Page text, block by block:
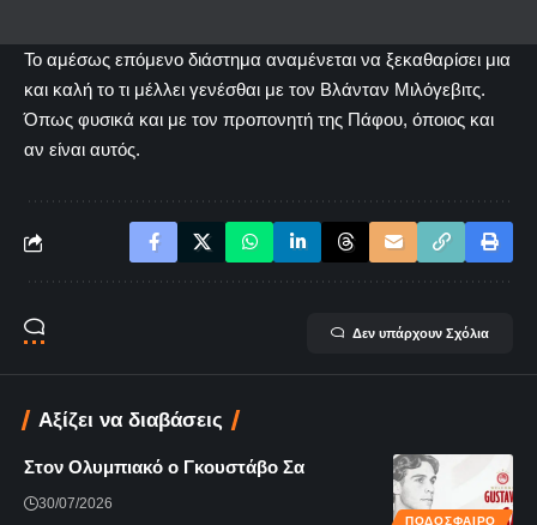
Το αμέσως επόμενο διάστημα αναμένεται να ξεκαθαρίσει μια
και καλή το τι μέλλει γενέσθαι με τον Βλάνταν Μιλόγεβιτς.
Όπως φυσικά και με τον προπονητή της Πάφου, όποιος και
αν είναι αυτός.
Δεν υπάρχουν Σχόλια
Αξίζει να διαβάσεις
ΠΟΔΟΣΦΑΙΡΟ
Στον Ολυμπιακό ο Γκουστάβο Σα
30/07/2026